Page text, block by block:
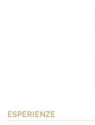
ESPERIENZE